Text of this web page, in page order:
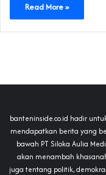
Read More »
banteninside.co.id hadir
mendapatkan berita yang
bawah PT Siloka Aulia
akan menambah
juga tentang politik,